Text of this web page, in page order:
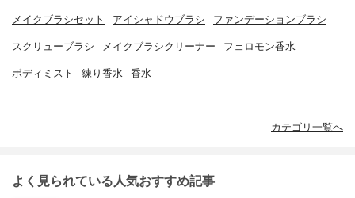
メイクブラシセット アイシャドウブラシ ファンデーションブラシ
スクリューブラシ メイクブラシクリーナー フェロモン香水
ボディミスト 練り香水 香水
カテゴリ一覧へ
よく見られている人気おすすめ記事